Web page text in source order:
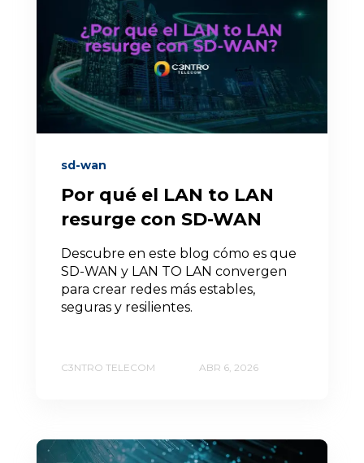
sd-wan
Por qué el LAN to LAN
resurge con SD-WAN
Descubre en este blog cómo es que
SD-WAN y LAN TO LAN convergen
para crear redes más estables,
seguras y resilientes.
C3NTRO TELECOM ABR 6, 2026